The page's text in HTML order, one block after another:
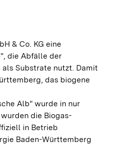
& Co. KG eine
die Abfälle der
Substrate nutzt. Damit
das biogene
Alb" wurde in nur
die Biogas-
in Betrieb
Baden-Württemberg